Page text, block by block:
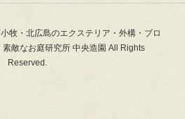
牧・北広島のエクステリア・外構・ブロ
素敵なお庭研究所 中央造園 All Rights
Reserved.